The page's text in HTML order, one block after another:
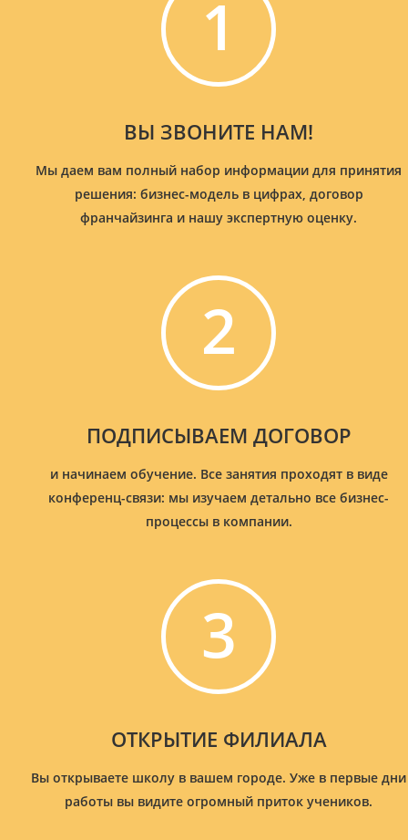
1
ВЫ ЗВОНИТЕ НАМ!
Мы даем вам полный набор информации для принятия
решения: бизнес-модель в цифрах, договор
франчайзинга и нашу экспертную оценку.
2
ПОДПИСЫВАЕМ ДОГОВОР
и начинаем обучение. Все занятия проходят в виде
конференц-связи: мы изучаем детально все бизнес-
процессы в компании.
3
ОТКРЫТИЕ ФИЛИАЛА
Вы открываете школу в вашем городе. Уже в первые дни
работы вы видите огромный приток учеников.